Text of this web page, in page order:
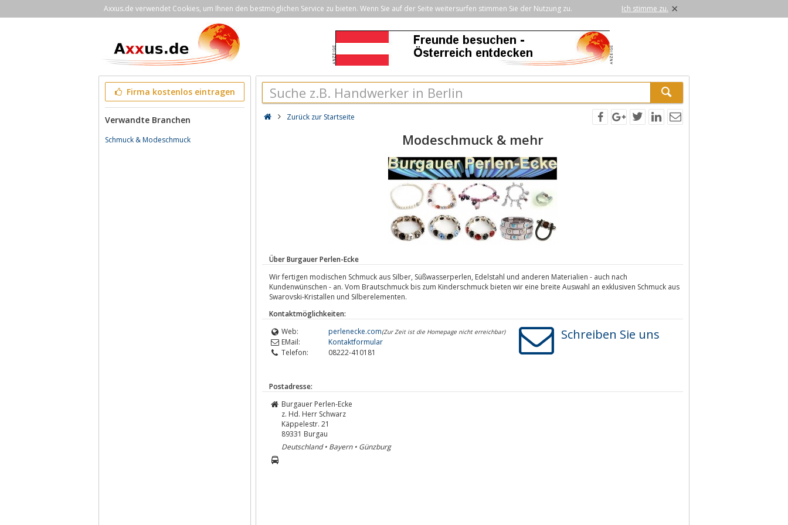
Axxus.de verwendet Cookies, um Ihnen den bestmöglichen Service zu bieten. Wenn Sie auf der Seite weitersurfen stimmen Sie der Nutzung zu. Ich stimme zu. ×
Firma kostenlos eintragen
Verwandte Branchen
Schmuck & Modeschmuck
Zurück zur Startseite
Modeschmuck & mehr
Über Burgauer Perlen-Ecke
Wir fertigen modischen Schmuck aus Silber, Süßwasserperlen, Edelstahl und anderen Materialien - auch nach
Kundenwünschen - an. Vom Brautschmuck bis zum Kinderschmuck bieten wir eine breite Auswahl an exklusiven Schmuck aus
Swarovski-Kristallen und Silberelementen.
Kontaktmöglichkeiten:
Web:
perlenecke.com(Zur Zeit ist die Homepage nicht erreichbar)
EMail:
Kontaktformular
Telefon:
08222-410181
Schreiben Sie uns
Postadresse:
Burgauer Perlen-Ecke
z. Hd. Herr Schwarz
Käppelestr. 21
89331 Burgau
Deutschland • Bayern • Günzburg